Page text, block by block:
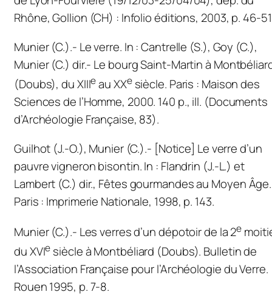
Rhône, Gollion (CH) : Infolio éditions, 2003, p. 46-
Munier (C.).- Le verre. In : Cantrelle (S.), Goy (C.),
Munier (C.) dir.- Le bourg Saint-Martin à
(Doubs), du XIIIeau XXesiècle. Paris : Maison des
Sciences de l’Homme, 2000. 140 p., ill. (Documents
d’Archéologie Française, 83).
Guilhot (J.-O.), Munier (C.).- [Notice] Le verre d’un
pauvre vigneron bisontin. In : Flandrin (J.-L.) et
Lambert (C.) dir., Fêtes gourmandes au Moyen Âge.
Paris : Imprimerie Nationale, 1998, p. 143.
Munier (C.).- Les verres d’un dépotoir de la 2e
du XVIe siècle à Montbéliard (Doubs). Bulletin de
l’Association Française pour l’Archéologie du Verre.
Rouen 1995, p. 7-8.